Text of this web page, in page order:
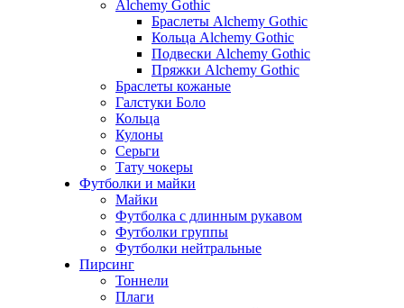
Alchemy Gothic
Браслеты Alchemy Gothic
Кольца Alchemy Gothic
Подвески Alchemy Gothic
Пряжки Alchemy Gothic
Браслеты кожаные
Галстуки Боло
Кольца
Кулоны
Серьги
Тату чокеры
Футболки и майки
Майки
Футболка с длинным рукавом
Футболки группы
Футболки нейтральные
Пирсинг
Тоннели
Плаги